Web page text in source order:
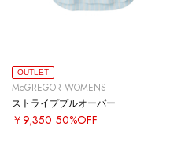
OUTLET
McGREGOR WOMENS
ストライププルオーバー
￥9,350 50%OFF